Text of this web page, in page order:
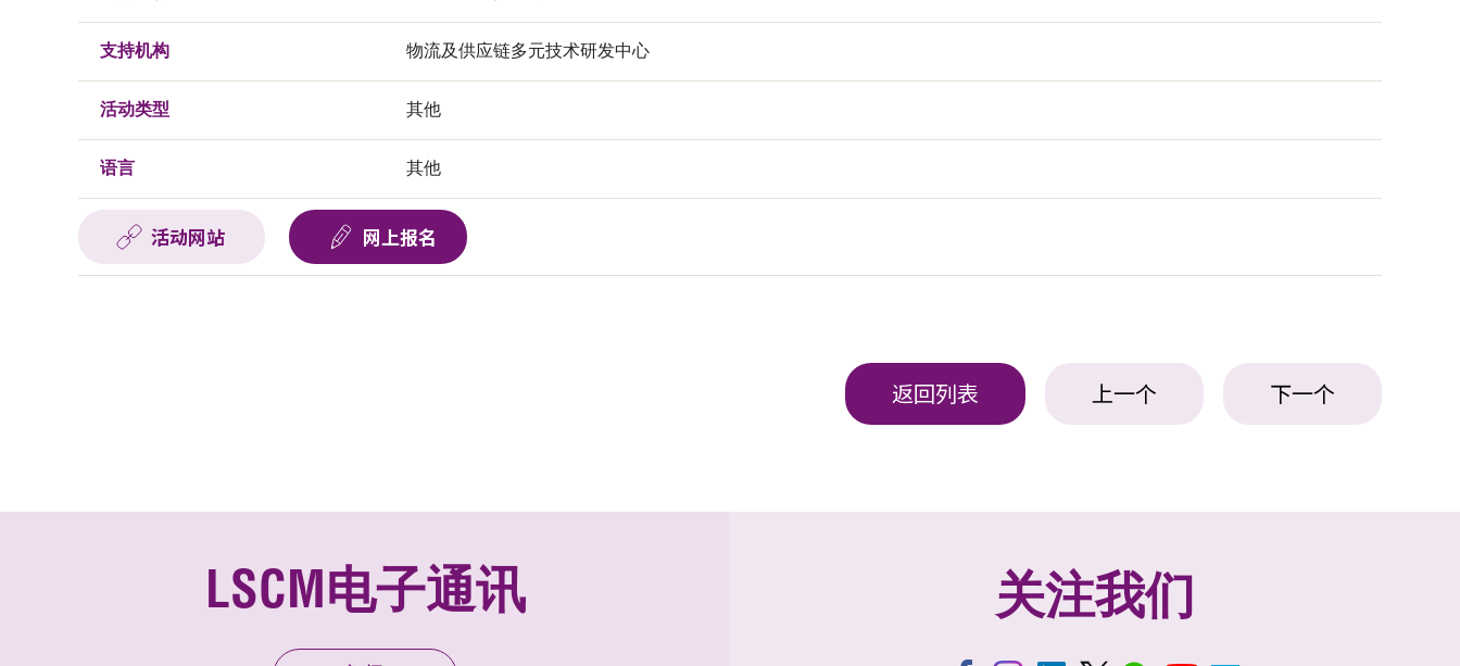
支持机构 物流及供应链多元技术研发中心
活动类型 其他
语言 其他
活动网站 网上报名
返回列表 上一个 下一个
LSCM电子通讯 关注我们